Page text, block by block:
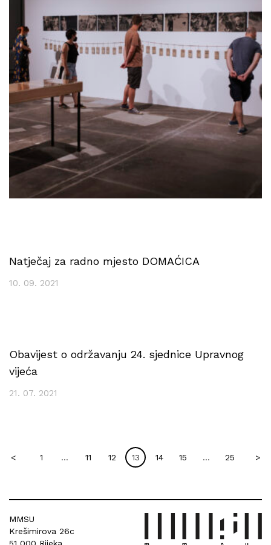
Natječaj za radno mjesto DOMAĆICA
10. 09. 2021
Obavijest o održavanju 24. sjednice Upravnog
vijeća
21. 07. 2021
< 1 … 11 12 13 14 15 … 25 >
MMSU
Krešimirova 26c